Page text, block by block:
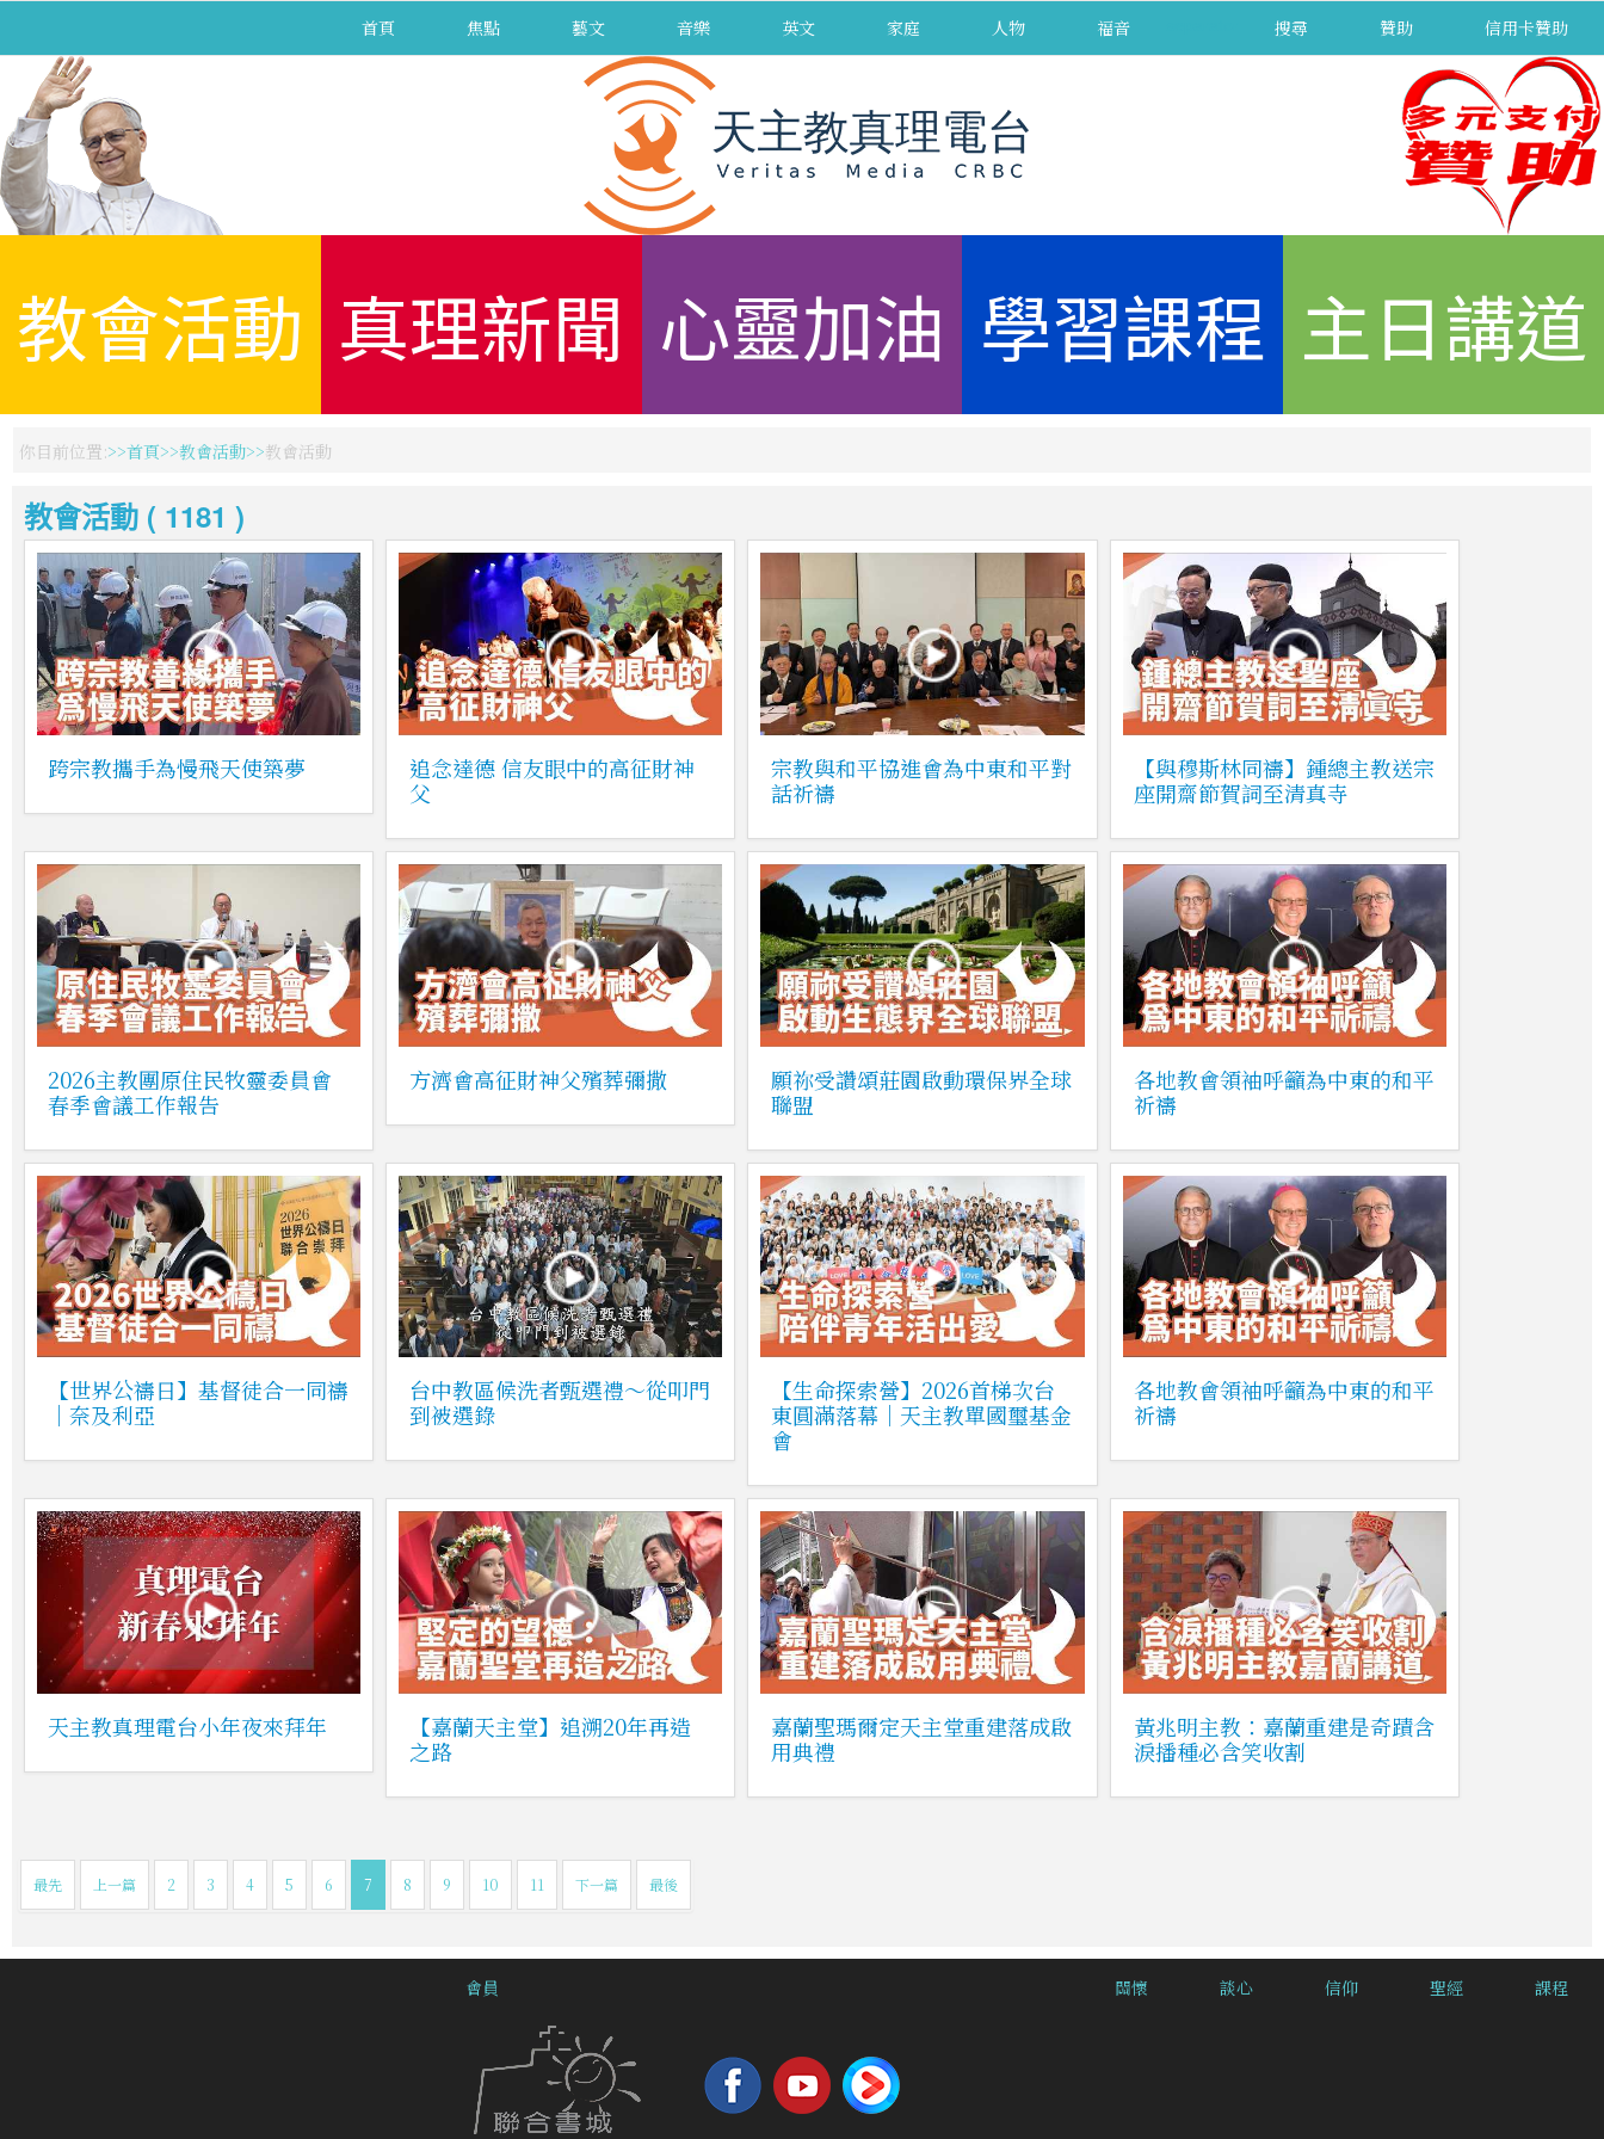
首頁 焦點 藝文 音樂 英文 家庭 人物 福音 搜尋 贊助 信用卡贊助
教會活動 真理新聞 心靈加油 學習課程 主日講道
你目前位置: 首頁 教會活動 教會活動
教會活動 ( 1181 )
跨宗教攜手為慢飛天使築夢
追念達德 信友眼中的高征財神
父
宗教與和平協進會為中東和平對
話祈禱
【與穆斯林同禱】鍾總主教送宗
座開齋節賀詞至清真寺
2026主教團原住民牧靈委員會
春季會議工作報告
方濟會高征財神父殯葬彌撒
願祢受讚頌莊園啟動環保界全球
聯盟
各地教會領袖呼籲為中東的和平
祈禱
【世界公禱日】基督徒合一同禱
｜奈及利亞
台中教區候洗者甄選禮～從叩門
到被選錄
【生命探索營】2026首梯次台
東圓滿落幕｜天主教單國璽基金
會
各地教會領袖呼籲為中東的和平
祈禱
天主教真理電台小年夜來拜年
【嘉蘭天主堂】追溯20年再造
之路
嘉蘭聖瑪爾定天主堂重建落成啟
用典禮
黃兆明主教：嘉蘭重建是奇蹟含
淚播種必含笑收割
最先 上一篇 2 3 4 5 6 7 8 9 10 11 下一篇 最後
會員 關懷 談心 信仰 聖經 課程